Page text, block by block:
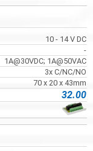
10 - 14 V DC
-
1A@30VDC; 1A@50VAC
3x C/NC/NO
70 x 20 x 43mm
32.00